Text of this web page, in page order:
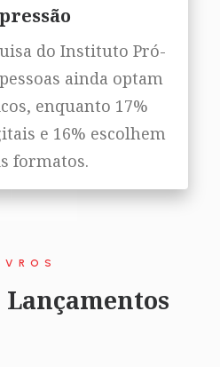
do Instituto Pró-
ainda optam
enquanto 17%
e 16% escolhem
formatos.